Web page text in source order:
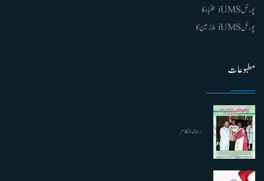
پورٹل iUMS طلباء کا
پورٹل iUMS ملازمین کا
مطبوعات
رسالہ الکلام